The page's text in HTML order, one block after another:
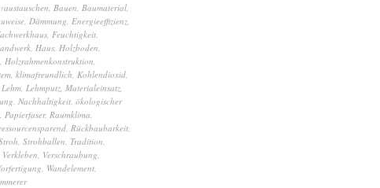
austauschen Bauen Baumaterial
Dämmung Energieeffizienz
Feuchtigkeit
Haus Holzboden
Holzrahmenkonstruktion
klimafreundlich Kohlendioxid
Lehm Lehmputz Materialeinsatz
Nachhaltigkeit ökologischer
Papierfaser, Raumklima
ressourcensparend Rückbaubarkeit
Strohballen Tradition
Verkleben Verschraubung
Wandelement